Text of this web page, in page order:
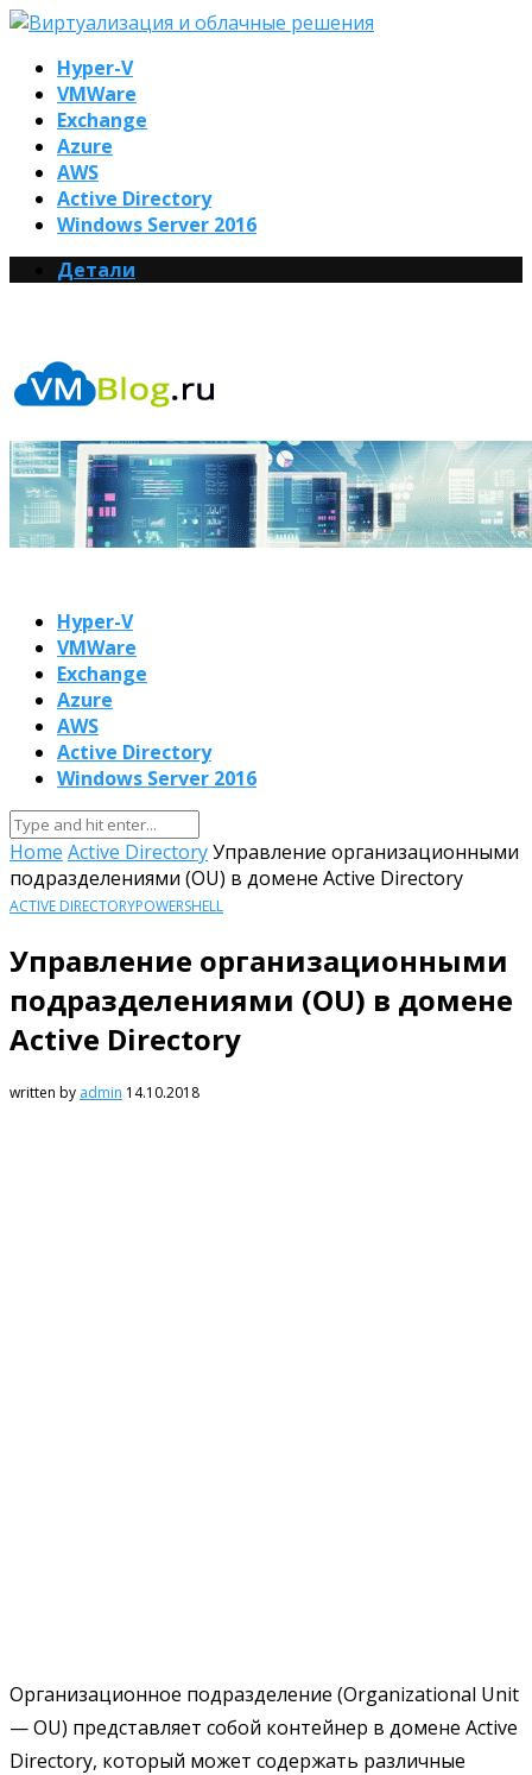
Hyper-V
VMWare
Exchange
Azure
AWS
Active Directory
Windows Server 2016
Детали
Hyper-V
VMWare
Exchange
Azure
AWS
Active Directory
Windows Server 2016
Home Active DirectoryУправление организационными
подразделениями (OU) в домене Active Directory
ACTIVE DIRECTORYPOWERSHELL
Управление организационными
подразделениями (OU) в домене
Active Directory
written by admin 14.10.2018
Организационное подразделение (Organizational Unit
— OU) представляет собой контейнер в домене Active
Directory, который может содержать различные